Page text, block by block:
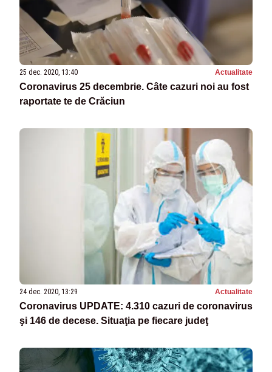
25 dec. 2020, 13:40 Actualitate
Coronavirus 25 decembrie. Câte cazuri noi au fost
raportate te de Crăciun
24 dec. 2020, 13:29 Actualitate
Coronavirus UPDATE: 4.310 cazuri de coronavirus
şi 146 de decese. Situaţia pe fiecare judeţ